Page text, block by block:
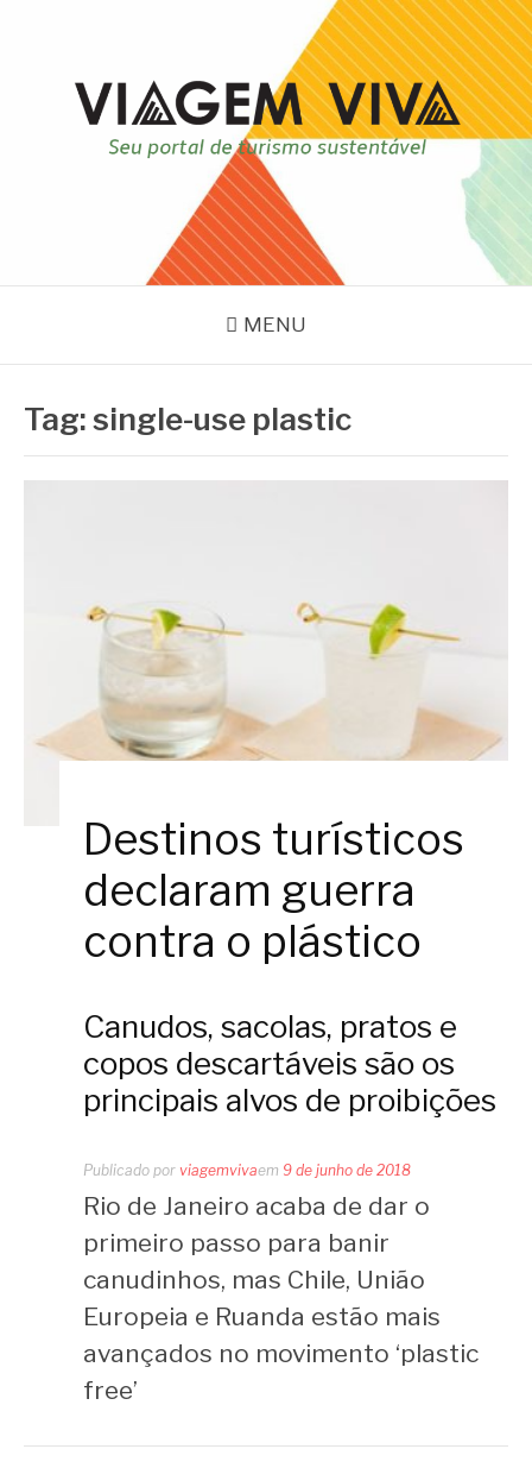
VIAGEM VIVA
Seu portal de turismo sustentável
MENU
Tag:single-use plastic
Destinos turísticos
declaram guerra
contra o plástico
Canudos, sacolas, pratos e
copos descartáveis são os
principais alvos de proibições
Publicado por viagemvivaem 9 de junho de 2018
Rio de Janeiro acaba de dar o
primeiro passo para banir
canudinhos, mas Chile, União
Europeia e Ruanda estão mais
avançados no movimento ‘plastic
free’